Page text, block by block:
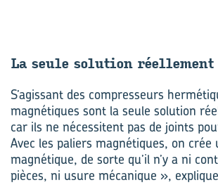
La seule so­lu­tion
S’agissant des compresseurs
magnétiques sont la seule solution
car ils ne nécessitent pas de joints
Avec les paliers magnétiques, on crée
magnétique, de sorte qu’il n’y a ni
pièces, ni usure mécanique »,